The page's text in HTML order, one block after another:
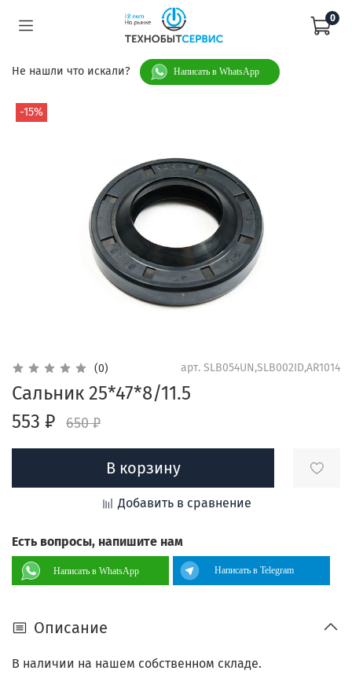
0
Не нашли что искали? Написать в WhatsApp
-15%
(0) арт. SLB054UN,SLB002ID,AR1014
Сальник 25*47*8/11.5
553 ₽
650 ₽
В корзину
Добавить в сравнение
Есть вопросы, напишите нам
Написать в WhatsApp Написать в Telegram
Описание
В наличии на нашем собственном складе.